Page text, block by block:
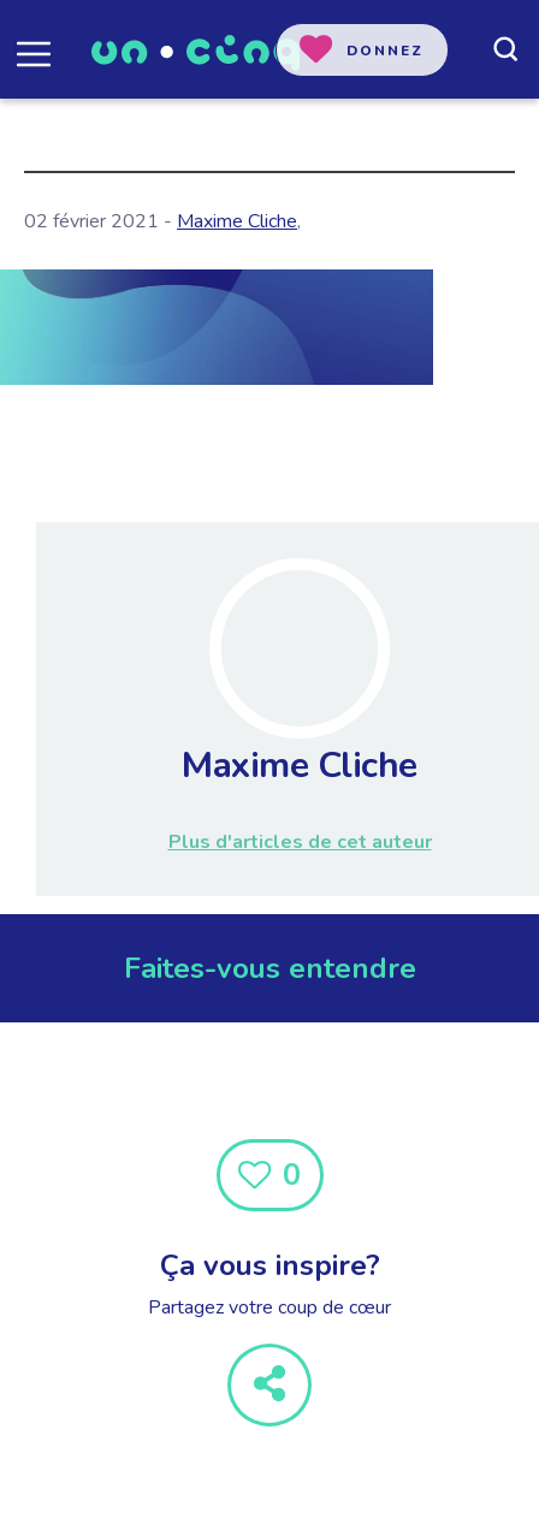
DONNEZ
02 février 2021 - Maxime Cliche,
Maxime Cliche
Plus d'articles de cet auteur
Faites-vous entendre
0
Ça vous inspire?
Partagez votre coup de cœur